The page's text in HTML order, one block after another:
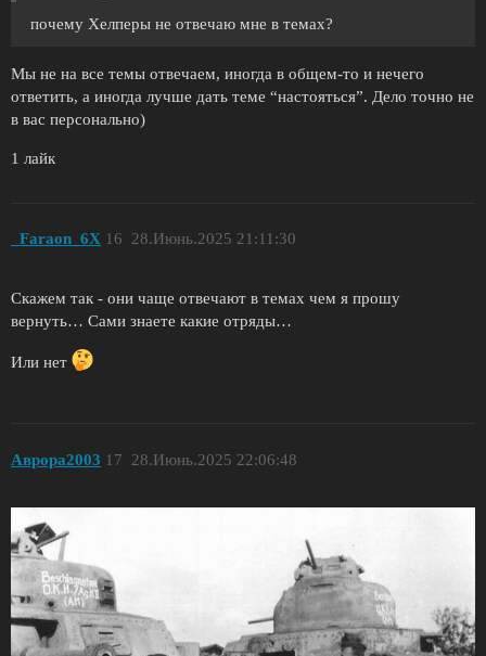
почему Хелперы не отвечаю мне в темах?
Мы не на все темы отвечаем, иногда в общем-то и нечего
ответить, а иногда лучше дать теме “настояться”. Дело точно не
в вас персонально)
1 лайк
_Faraon_6X 28.Июнь.2025 21:11:30
16
Скажем так - они чаще отвечают в темах чем я прошу
вернуть… Сами знаете какие отряды…
Или нет
Аврора2003 28.Июнь.2025 22:06:48
17